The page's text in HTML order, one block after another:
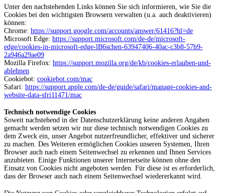
Unter den nachstehenden Links können Sie sich informieren, wie Sie die
Cookies bei den wichtigsten Browsern verwalten (u.a. auch deaktivieren)
können:
Chrome: https://support.google.com/accounts/answer/61416?hl=de
Microsoft Edge: https://support.microsoft.com/de-de/microsoft-
edge/cookies-in-microsoft-edge-lB6schen-63947406-40ac-c3b8-57b9-
2a946a29ae09
Mozilla Firefox: https://support.mozilla.org/de/kb/cookies-erlauben-und-
ablehnen
Cookiebot: cookiebot.com/mac
Safari: https://support.apple.com/de-de/guide/safari/manage-cookies-and-
website-data-sfri11471/mac
Technisch notwendige Cookies
Soweit nachstehend in der Datenschutzerklärung keine anderen Angaben
gemacht werden setzen wir nur diese technisch notwendigen Cookies zu
dem Zweck ein, unser Angebot nutzerfreundlicher, effektiver und sicherer
zu machen. Des Weiteren ermöglichen Cookies unseren Systemen, Ihren
Browser auch nach einem Seitenwechsel zu erkennen und Ihnen Services
anzubieten. Einige Funktionen unserer Internetseite können ohne den
Einsatz von Cookies nicht angeboten werden. Für diese ist es erforderlich,
dass der Browser auch nach einem Seitenwechsel wiedererkannt wird.